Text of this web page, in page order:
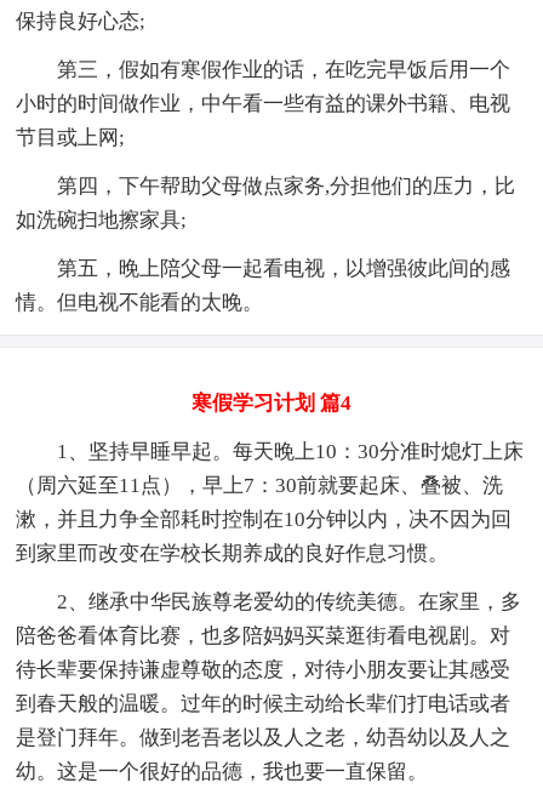
保持良好心态;
第三，假如有寒假作业的话，在吃完早饭后用一个
小时的时间做作业，中午看一些有益的课外书籍、电视
节目或上网;
第四，下午帮助父母做点家务,分担他们的压力，比
如洗碗扫地擦家具;
第五，晚上陪父母一起看电视，以增强彼此间的感
情。但电视不能看的太晚。
寒假学习计划 篇4
1、坚持早睡早起。每天晚上10：30分准时熄灯上床
（周六延至11点），早上7：30前就要起床、叠被、洗
漱，并且力争全部耗时控制在10分钟以内，决不因为回
到家里而改变在学校长期养成的良好作息习惯。
2、继承中华民族尊老爱幼的传统美德。在家里，多
陪爸爸看体育比赛，也多陪妈妈买菜逛街看电视剧。对
待长辈要保持谦虚尊敬的态度，对待小朋友要让其感受
到春天般的温暖。过年的时候主动给长辈们打电话或者
是登门拜年。做到老吾老以及人之老，幼吾幼以及人之
幼。这是一个很好的品德，我也要一直保留。